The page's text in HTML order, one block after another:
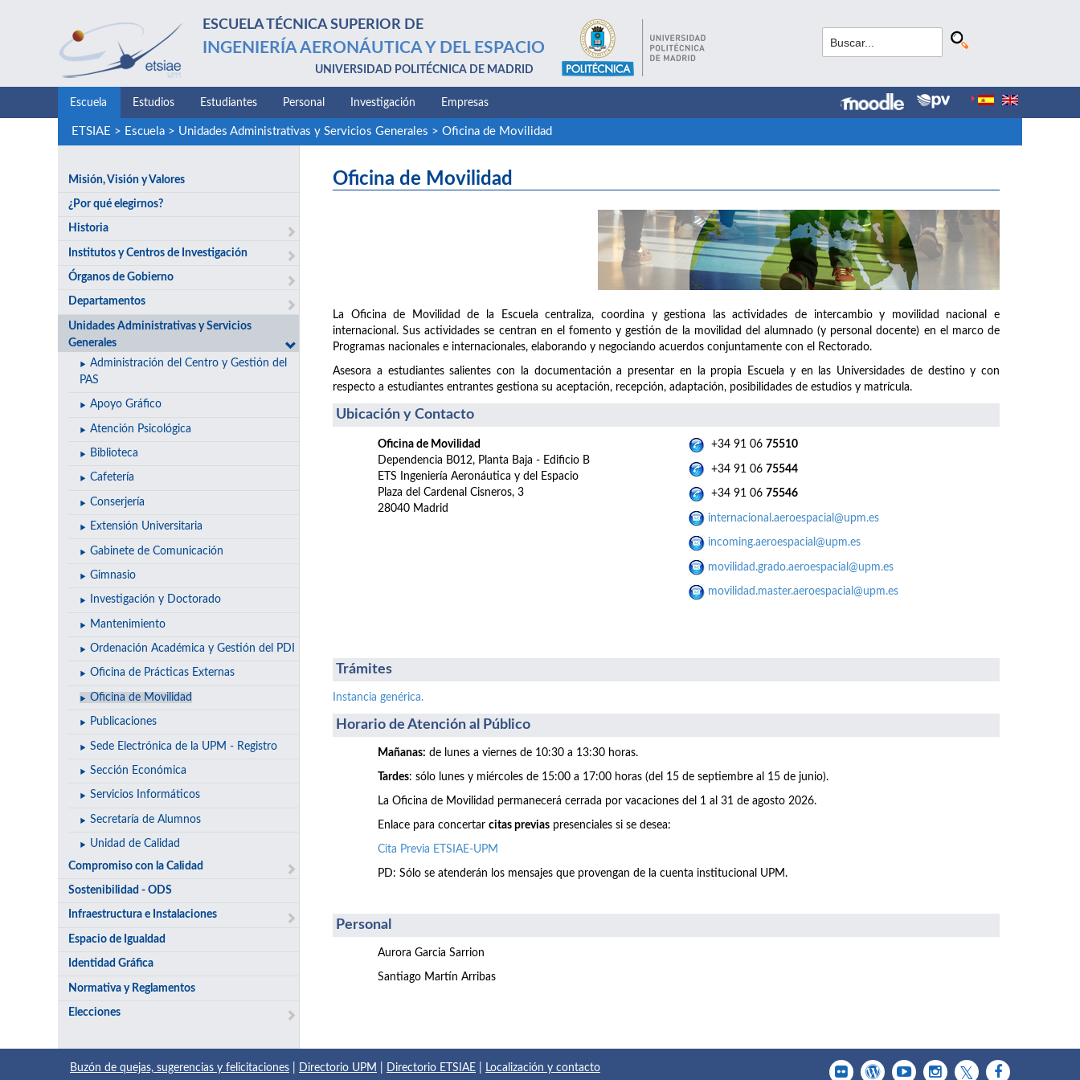
ESCUELA TÉCNICA SUPERIOR DE
INGENIERÍA AERONÁUTICA Y DEL ESPACIO
UNIVERSIDAD POLITÉCNICA DE MADRID
Escuela Estudios Estudiantes Personal Investigación Empresas
ETSIAE > Escuela> Unidades Administrativas y Servicios Generales > Oficina de Movilidad
Misión, Visión y Valores
¿Por qué elegirnos?
Historia
Institutos y Centros de Investigación
Órganos de Gobierno
Departamentos
Unidades Administrativas y Servicios
Generales
Administración del Centro y Gestión del
PAS
Apoyo Gráfico
Atención Psicológica
Biblioteca
Cafetería
Conserjería
Extensión Universitaria
Gabinete de Comunicación
Gimnasio
Investigación y Doctorado
Mantenimiento
Ordenación Académica y Gestión del PDI
Oficina de Prácticas Externas
Oficina de Movilidad
Publicaciones
Sede Electrónica de la UPM - Registro
Sección Económica
Servicios Informáticos
Secretaría de Alumnos
Unidad de Calidad
Compromiso con la Calidad
Sostenibilidad - ODS
Infraestructura e Instalaciones
Espacio de Igualdad
Identidad Gráfica
Normativa y Reglamentos
Elecciones
Oficina de Movilidad
La Oficina de Movilidad de la Escuela centraliza, coordina y gestiona las actividades de intercambio y movilidad nacional e
internacional. Sus actividades se centran en el fomento y gestión de la movilidad del alumnado (y personal docente) en el marco de
Programas nacionales e internacionales, elaborando y negociando acuerdos conjuntamente con el Rectorado.
Asesora a estudiantes salientes con la documentación a presentar en la propia Escuela y en las Universidades de destino y con
respecto a estudiantes entrantes gestiona su aceptación, recepción, adaptación, posibilidades de estudios y matrícula.
Ubicación y Contacto
Oficina de Movilidad
Dependencia B012, Planta Baja - Edificio B
ETS Ingeniería Aeronáutica y del Espacio
Plaza del Cardenal Cisneros, 3
28040 Madrid
+34 91 06 75510
+34 91 06 75544
+34 91 06 75546
internacional.aeroespacial@upm.es
incoming.aeroespacial@upm.es
movilidad.grado.aeroespacial@upm.es
movilidad.master.aeroespacial@upm.es
Trámites
Instancia genérica.
Horario de Atención al Público
Mañanas: de lunes a viernes de 10:30 a 13:30 horas.
Tardes: sólo lunes y miércoles de 15:00 a 17:00 horas (del 15 de septiembre al 15 de junio).
La Oficina de Movilidad permanecerá cerrada por vacaciones del 1 al 31 de agosto 2026.
Enlace para concertar citas previas presenciales si se desea:
Cita Previa ETSIAE-UPM
PD: Sólo se atenderán los mensajes que provengan de la cuenta institucional UPM.
Personal
Aurora Garcia Sarrion
Santiago Martín Arribas
Buzón de quejas, sugerencias y felicitaciones Directorio UPM Directorio ETSIAE Localización y contacto